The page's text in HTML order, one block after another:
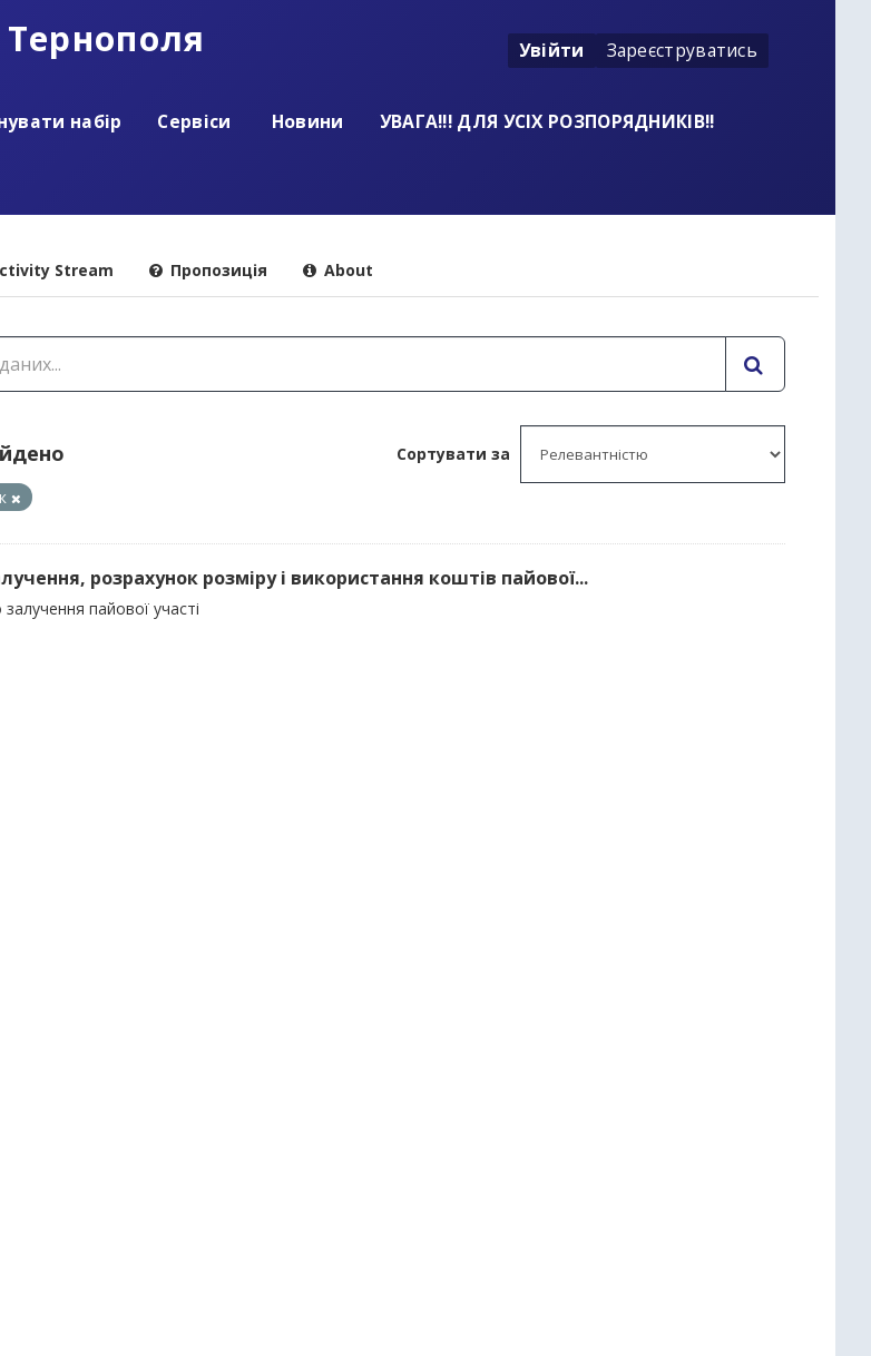
Увійти Зареєструватись
набір Сервіси Новини
УВАГА!!! ДЛЯ УСІХ РОЗПОРЯДНИКІВ!!
Stream Пропозиція About
Сортувати за
розрахунок розміру і використання коштів пайової...
пайової участі